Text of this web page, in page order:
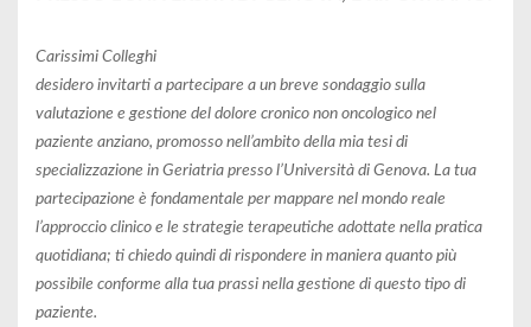
Carissimi Colleghi
desidero invitarti a partecipare a un breve sondaggio sulla
valutazione e gestione del dolore cronico non oncologico nel
paziente anziano, promosso nell’ambito della mia tesi di
specializzazione in Geriatria presso l’Università di Genova. La tua
partecipazione è fondamentale per mappare nel mondo reale
l’approccio clinico e le strategie terapeutiche adottate nella pratica
quotidiana; ti chiedo quindi di rispondere in maniera quanto più
possibile conforme alla tua prassi nella gestione di questo tipo di
paziente.